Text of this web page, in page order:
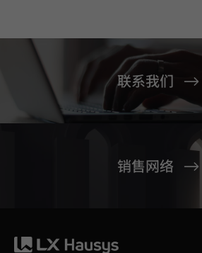
联系我们
销售网络